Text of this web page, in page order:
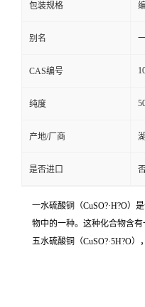
包装规格
别名
CAS编号
纯度
产地/厂商
是否进口
一水硫酸铜（CuSO?·H?O）
物中的一种。这种化合物含
五水硫酸铜（CuSO?·5H?O